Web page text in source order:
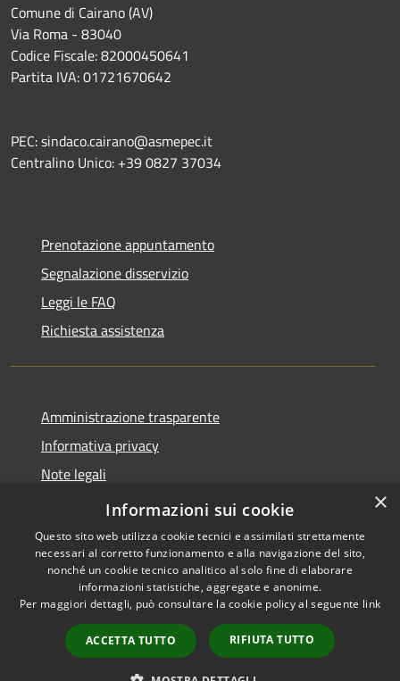
Comune di Cairano (AV)
Via Roma - 83040
Codice Fiscale: 82000450641
Partita IVA: 01721670642
PEC: sindaco.cairano@asmepec.it
Centralino Unico: +39 0827 37034
Prenotazione appuntamento
Segnalazione disservizio
Leggi le FAQ
Richiesta assistenza
Amministrazione trasparente
Informativa privacy
Note legali
Dichiarazione di accessibilità
Accessibilità
Copyright © 2026 • Comune di
Cairano • Powered by
Municipium•
Accesso
redazione
×
Informazioni sui cookie
Questo sito web utilizza cookie tecnici e assimilati strettamente
necessari al corretto funzionamento e alla navigazione del sito,
nonché un cookie tecnico analitico al solo fine di elaborare
informazioni statistiche, aggregate e anonime.
Per maggiori dettagli, può consultare la cookie policy al seguente link
ACCETTA TUTTO RIFIUTA TUTTO